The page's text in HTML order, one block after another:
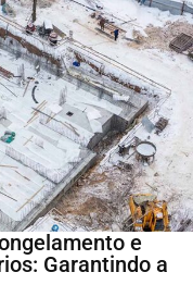
e
Garantindo a